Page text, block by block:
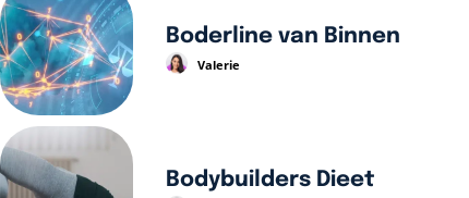
Boderline van Binnen
Valerie
Bodybuilders Dieet